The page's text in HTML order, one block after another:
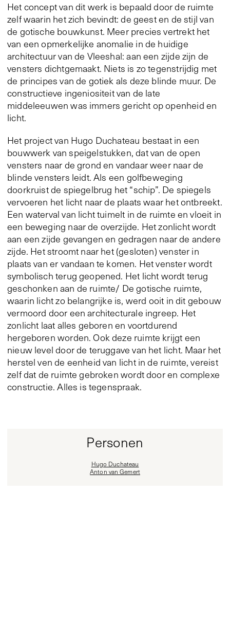
Het concept van dit werk is bepaald door de ruimte
zelf waarin het zich bevindt: de geest en de stijl van
de gotische bouwkunst. Meer precies vertrekt het
van een opmerkelijke anomalie in de huidige
architectuur van de Vleeshal: aan een zijde zijn de
vensters dichtgemaakt. Niets is zo tegenstrijdig met
de principes van de gotiek als deze blinde muur. De
constructieve ingeniositeit van de late
middeleeuwen was immers gericht op openheid en
licht.
Het project van Hugo Duchateau bestaat in een
bouwwerk van speigelstukken, dat van de open
vensters naar de grond en vandaar weer naar de
blinde vensters leidt. Als een golfbeweging
doorkruist de spiegelbrug het “schip”. De spiegels
vervoeren het licht naar de plaats waar het ontbreekt.
Een waterval van licht tuimelt in de ruimte en vloeit in
een beweging naar de overzijde. Het zonlicht wordt
aan een zijde gevangen en gedragen naar de andere
zijde. Het stroomt naar het (gesloten) venster in
plaats van er vandaan te komen. Het venster wordt
symbolisch terug geopened. Het licht wordt terug
geschonken aan de ruimte/ De gotische ruimte,
waarin licht zo belangrijke is, werd ooit in dit gebouw
vermoord door een architecturale ingreep. Het
zonlicht laat alles geboren en voortdurend
hergeboren worden. Ook deze ruimte krijgt een
nieuw level door de teruggave van het licht. Maar het
herstel ven de eenheid van licht in de ruimte, vereist
zelf dat de ruimte gebroken wordt door en complexe
constructie. Alles is tegenspraak.
Personen
Hugo Duchateau
Anton van Gemert